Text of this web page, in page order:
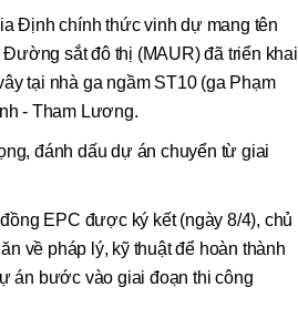
Định chính thức vinh dự mang tên
sắt đô thị (MAUR) đã triển khai
tại nhà ga ngầm ST10 (ga Phạm
- Tham Lương.
đánh dấu dự án chuyển từ giai
EPC được ký kết (ngày 8/4), chủ
về pháp lý, kỹ thuật để hoàn thành
án bước vào giai đoạn thi công